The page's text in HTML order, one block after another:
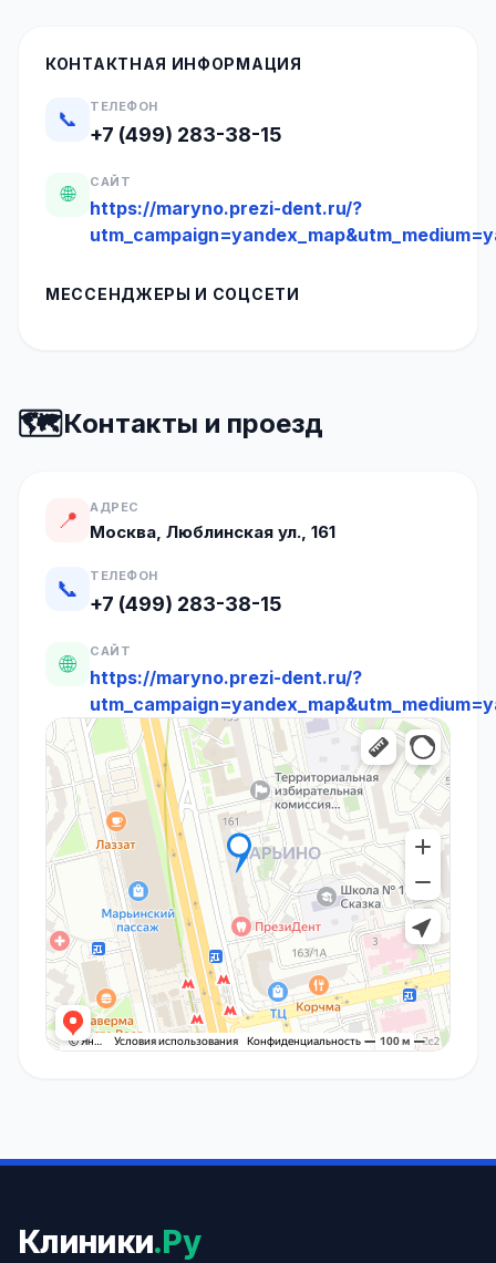
КОНТАКТНАЯ ИНФОРМАЦИЯ
📞
ТЕЛЕФОН
+7 (499) 283-38-15
🌐
САЙТ
https://maryno.prezi-dent.ru/?
МЕССЕНДЖЕРЫ И СОЦСЕТИ
🗺️Контакты и проезд
📍 АДРЕС
Москва, Люблинская ул., 161
📞 ТЕЛЕФОН
+7 (499) 283-38-15
🌐 САЙТ
https://maryno.prezi-dent.ru/?
Клиники.Ру